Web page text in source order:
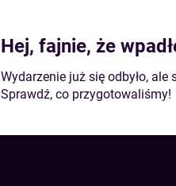
Hej, fajnie, że
Wydarzenie już się odbyło,
Sprawdź, co przygotowaliśmy!